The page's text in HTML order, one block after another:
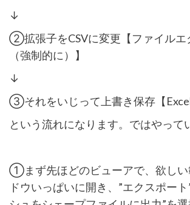
↓
②拡張子をCSVに変更【ファイルエ
（強制的に）】
↓
③それをいじって上書き保存【Excel
という流れになります。ではやって
①まず先ほどのビューアで、欲しい
ドウいっぱいに開き、”エクスポート